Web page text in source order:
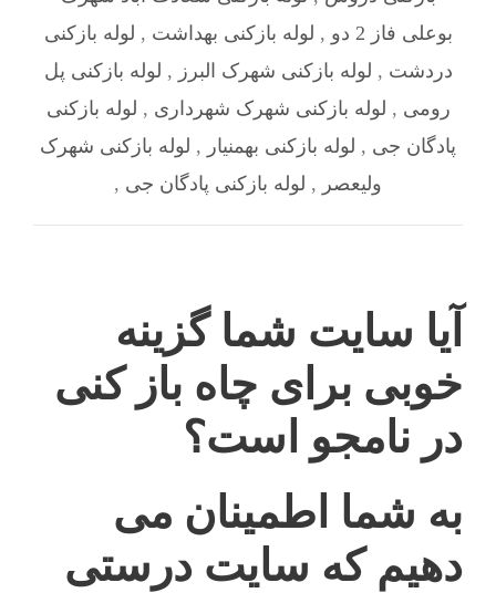
بوعلی فاز 2 دو
, لوله بازکنی بهداشت , لوله بازکنی
دردشت , لوله بازکنی شهرک البرز , لوله بازکنی پل
رومی , لوله بازکنی شهرک شهرداری , لوله بازکنی
پادگان جی , لوله بازکنی بهمنیار , لوله بازکنی شهرک
ولیعصر , لوله بازکنی پادگان جی ,
آیا سایت شما گزینه
خوبی برای چاه باز کنی
در نامجو است؟
به شما اطمینان می
دهیم که سایت درستی